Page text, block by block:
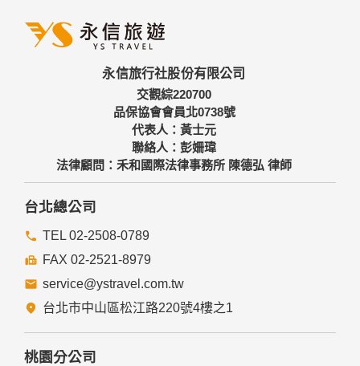
三、資料之保護
備及必要的安全防護措施，加以保護網站及您的個人資料採用
嚴格的保護措施，只由經過授權的人員才能接觸您的個人資
料，相關處理人員皆簽有保密合約，如有違反保密義務者，將
會受到相關的法律處分。
如因業務需要有必要委託其他單位提供服務時，本網站亦會嚴
格要求其遵守保密義務，並且採取必要檢查程序以確定其將確
實遵守。
四、網站對外的相關連結
提供的連結，點選進入其他網站。但該連結網站不適用本網站
的隱私權保護政策，您必須參考該連結網站中的隱私權保護政
策。
五、與第三人共用個人資料之政策
本網站絕不會提供、交換、出租或出售任何您的個人資料給其
他個人、團體、私人企業或公務機關，但有法律依據或合約義
務者，不在此限。
永信旅行社股份有限公司
交觀綜220700
品保協會會員北0738號
代表人：黃士元
聯絡人：彭姍瑋
法律顧問：禾和國際法律事務所 陳德弘 律師
台北總公司
TEL 02-2508-0789
FAX 02-2521-8979
service@ystravel.com.tw
台北市中山區松江路220號4樓之1
桃園分公司